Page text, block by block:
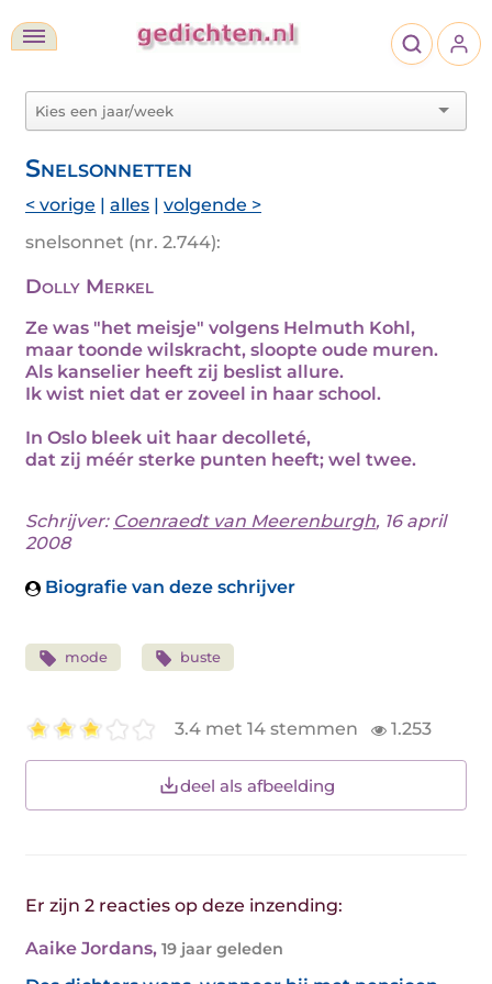
Snelsonnetten
< vorige | alles | volgende >
snelsonnet (nr. 2.744):
Dolly Merkel
Ze was "het meisje" volgens Helmuth Kohl,
maar toonde wilskracht, sloopte oude muren.
Als kanselier heeft zij beslist allure.
Ik wist niet dat er zoveel in haar school.
In Oslo bleek uit haar decolleté,
dat zij méér sterke punten heeft; wel twee.
Schrijver: Coenraedt van Meerenburgh, 16 april
2008
Biografie van deze schrijver
mode buste
3.4 met 14 stemmen 1.253
deel als afbeelding
Er zijn 2 reacties op deze inzending:
Aaike Jordans, 19 jaar geleden